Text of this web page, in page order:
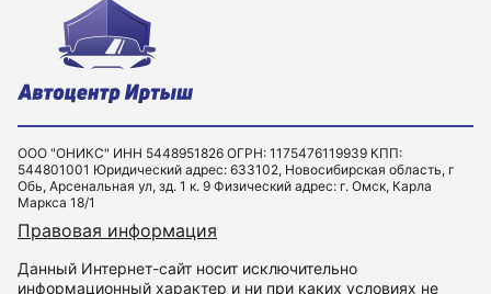
ООО "ОНИКС" ИНН 5448951826 ОГРН: 1175476119939 КПП:
544801001 Юридический адрес: 633102, Новосибирская область, г
Обь, Арсенальная ул, зд. 1 к. 9 Физический адрес: г. Омск, Карла
Маркса 18/1
Правовая информация
Данный Интернет-сайт носит исключительно
информационный характер и ни при каких условиях не